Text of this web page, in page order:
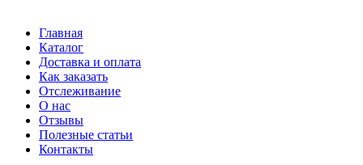
Главная
Каталог
Доставка и оплата
Как заказать
Отслеживание
О нас
Отзывы
Полезные статьи
Контакты